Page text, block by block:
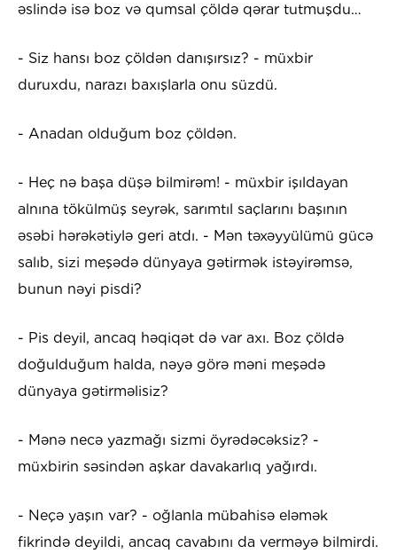
əslində isə boz və qumsal çöldə qərar tutmuşdu…
- Siz hansı boz çöldən danışırsız? - müxbir
duruxdu, narazı baxışlarla onu süzdü.
- Anadan olduğum boz çöldən.
- Heç nə başa düşə bilmirəm! - müxbir işıldayan
alnına tökülmüş seyrək, sarımtıl saçlarını başının
əsəbi hərəkətiylə geri atdı. - Mən təxəyyülümü gücə
salıb, sizi meşədə dünyaya gətirmək istəyirəmsə,
bunun nəyi pisdi?
- Pis deyil, ancaq həqiqət də var axı. Boz çöldə
doğulduğum halda, nəyə görə məni meşədə
dünyaya gətirməlisiz?
- Mənə necə yazmağı sizmi öyrədəcəksiz? -
müxbirin səsindən aşkar davakarlıq yağırdı.
- Neçə yaşın var? - oğlanla mübahisə eləmək
fikrində deyildi, ancaq cavabını da verməyə bilmirdi.